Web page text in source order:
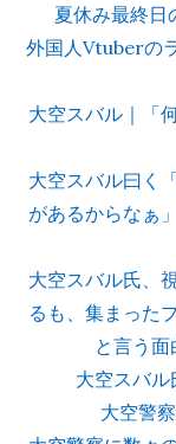
夏休み最終日
外国人Vtuberの
大空スバル｜「
大空スバル曰く
があるからなぁ
大空スバル氏、
るも、集まった
と言う面
大空スバ
大空警